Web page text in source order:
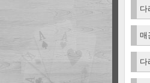
다
매
다